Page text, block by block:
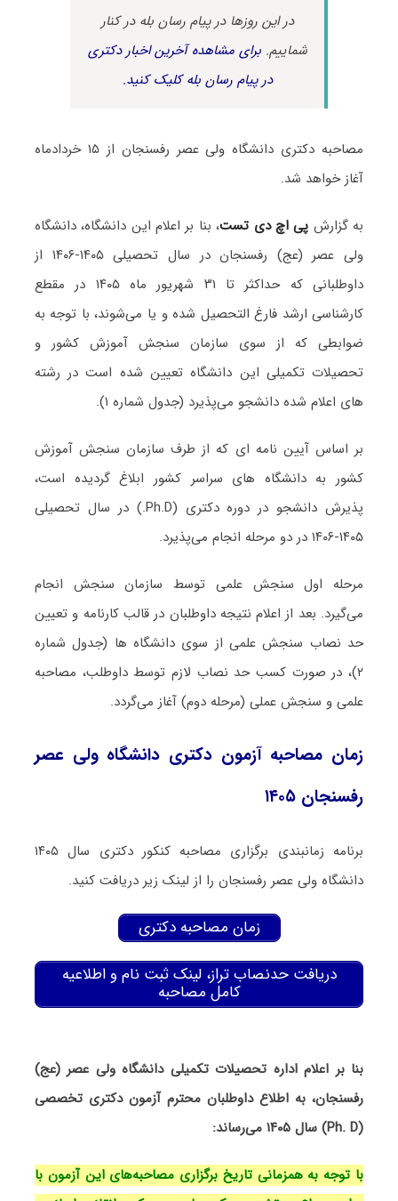
در این روزها در پیام رسان بله در کنار
شماییم.برای مشاهده آخرین اخبار دکتری
در پیام رسان بله کلیک کنید.
مصاحبه دکتری دانشگاه ولی عصر رفسنجان از ۱۵ خردادماه
آغاز خواهد شد.
به گزارش پی اچ دی تست، بنا بر اعلام این دانشگاه، دانشگاه
ولی عصر (عج) رفسنجان در سال تحصیلی ۱۴۰۵-۱۴۰۶ از
داوطلبانی که حداکثر تا ۳۱ شهریور ماه ۱۴۰۵ در مقطع
کارشناسی ارشد فارغ التحصیل شده و یا می‌شوند، با توجه به
ضوابطی که از سوی سازمان سنجش آموزش کشور و
تحصیلات تکمیلی این دانشگاه تعیین شده است در رشته
های اعلام شده دانشجو می‌پذیرد (جدول شماره ۱).
بر اساس آیین نامه‌ ای که از طرف سازمان سنجش آموزش
کشور به دانشگاه های سراسر کشور ابلاغ گردیده است،
پذیرش دانشجو در دوره دکتری (Ph.D.) در سال تحصیلی
۱۴۰۵-۱۴۰۶ در دو مرحله انجام می‌پذیرد.
مرحله اول سنجش علمی توسط سازمان سنجش انجام
می‌گیرد. بعد از اعلام نتیجه داوطلبان در قالب کارنامه و تعیین
حد نصاب سنجش علمی از سوی دانشگاه ها (جدول شماره
۲)، در صورت کسب حد نصاب لازم توسط داوطلب، مصاحبه
علمی و سنجش عملی (مرحله دوم) آغاز می‌گردد.
زمان مصاحبه آزمون دکتری دانشگاه ولی عصر
رفسنجان ۱۴۰۵
برنامه زمانبندی برگزاری مصاحبه کنکور دکتری سال ۱۴۰۵
دانشگاه ولی عصر رفسنجان را از لینک زیر دریافت کنید.
زمان مصاحبه دکتری
دریافت حدنصاب تراز، لینک ثبت نام و اطلاعیه
کامل مصاحبه
بنا بر اعلام اداره تحصیلات تکمیلی دانشگاه ولی عصر (عج)
رفسنجان، به اطلاع داوطلبان محترم آزمون دکتری تخصصی
(Ph. D) سال ۱۴۰۵ می‌رساند:
با توجه به همزمانی تاریخ برگزاری مصاحبه‌های این آزمون با